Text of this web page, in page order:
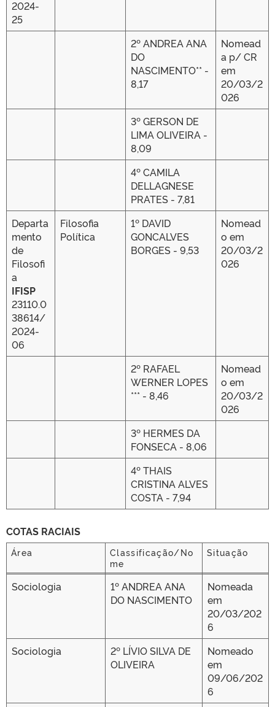
2024-
25
2º ANDREA ANA
DO
NASCIMENTO** -
8,17
Nomead
a p/ CR
em
20/03/2
026
3º GERSON DE
LIMA OLIVEIRA -
8,09
4º CAMILA
DELLAGNESE
PRATES - 7,81
Departa
mento
de
Filosofi
a
IFISP
23110.0
38614/
2024-
06
Filosofia
Política
1º DAVID
GONCALVES
BORGES - 9,53
Nomead
o em
20/03/2
026
2º RAFAEL
WERNER LOPES
*** - 8,46
Nomead
o em
20/03/2
026
3º HERMES DA
FONSECA - 8,06
4º THAIS
CRISTINA ALVES
COSTA - 7,94
COTAS RACIAIS
Área
Classificação/No
me
Situação
me
Sociologia
1º ANDREA ANA
DO NASCIMENTO
Nomeada
em
20/03/202
6
Sociologia
2º LÍVIO SILVA DE
OLIVEIRA
Nomeado
em
09/06/202
6